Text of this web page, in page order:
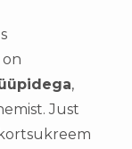
on
,
Just